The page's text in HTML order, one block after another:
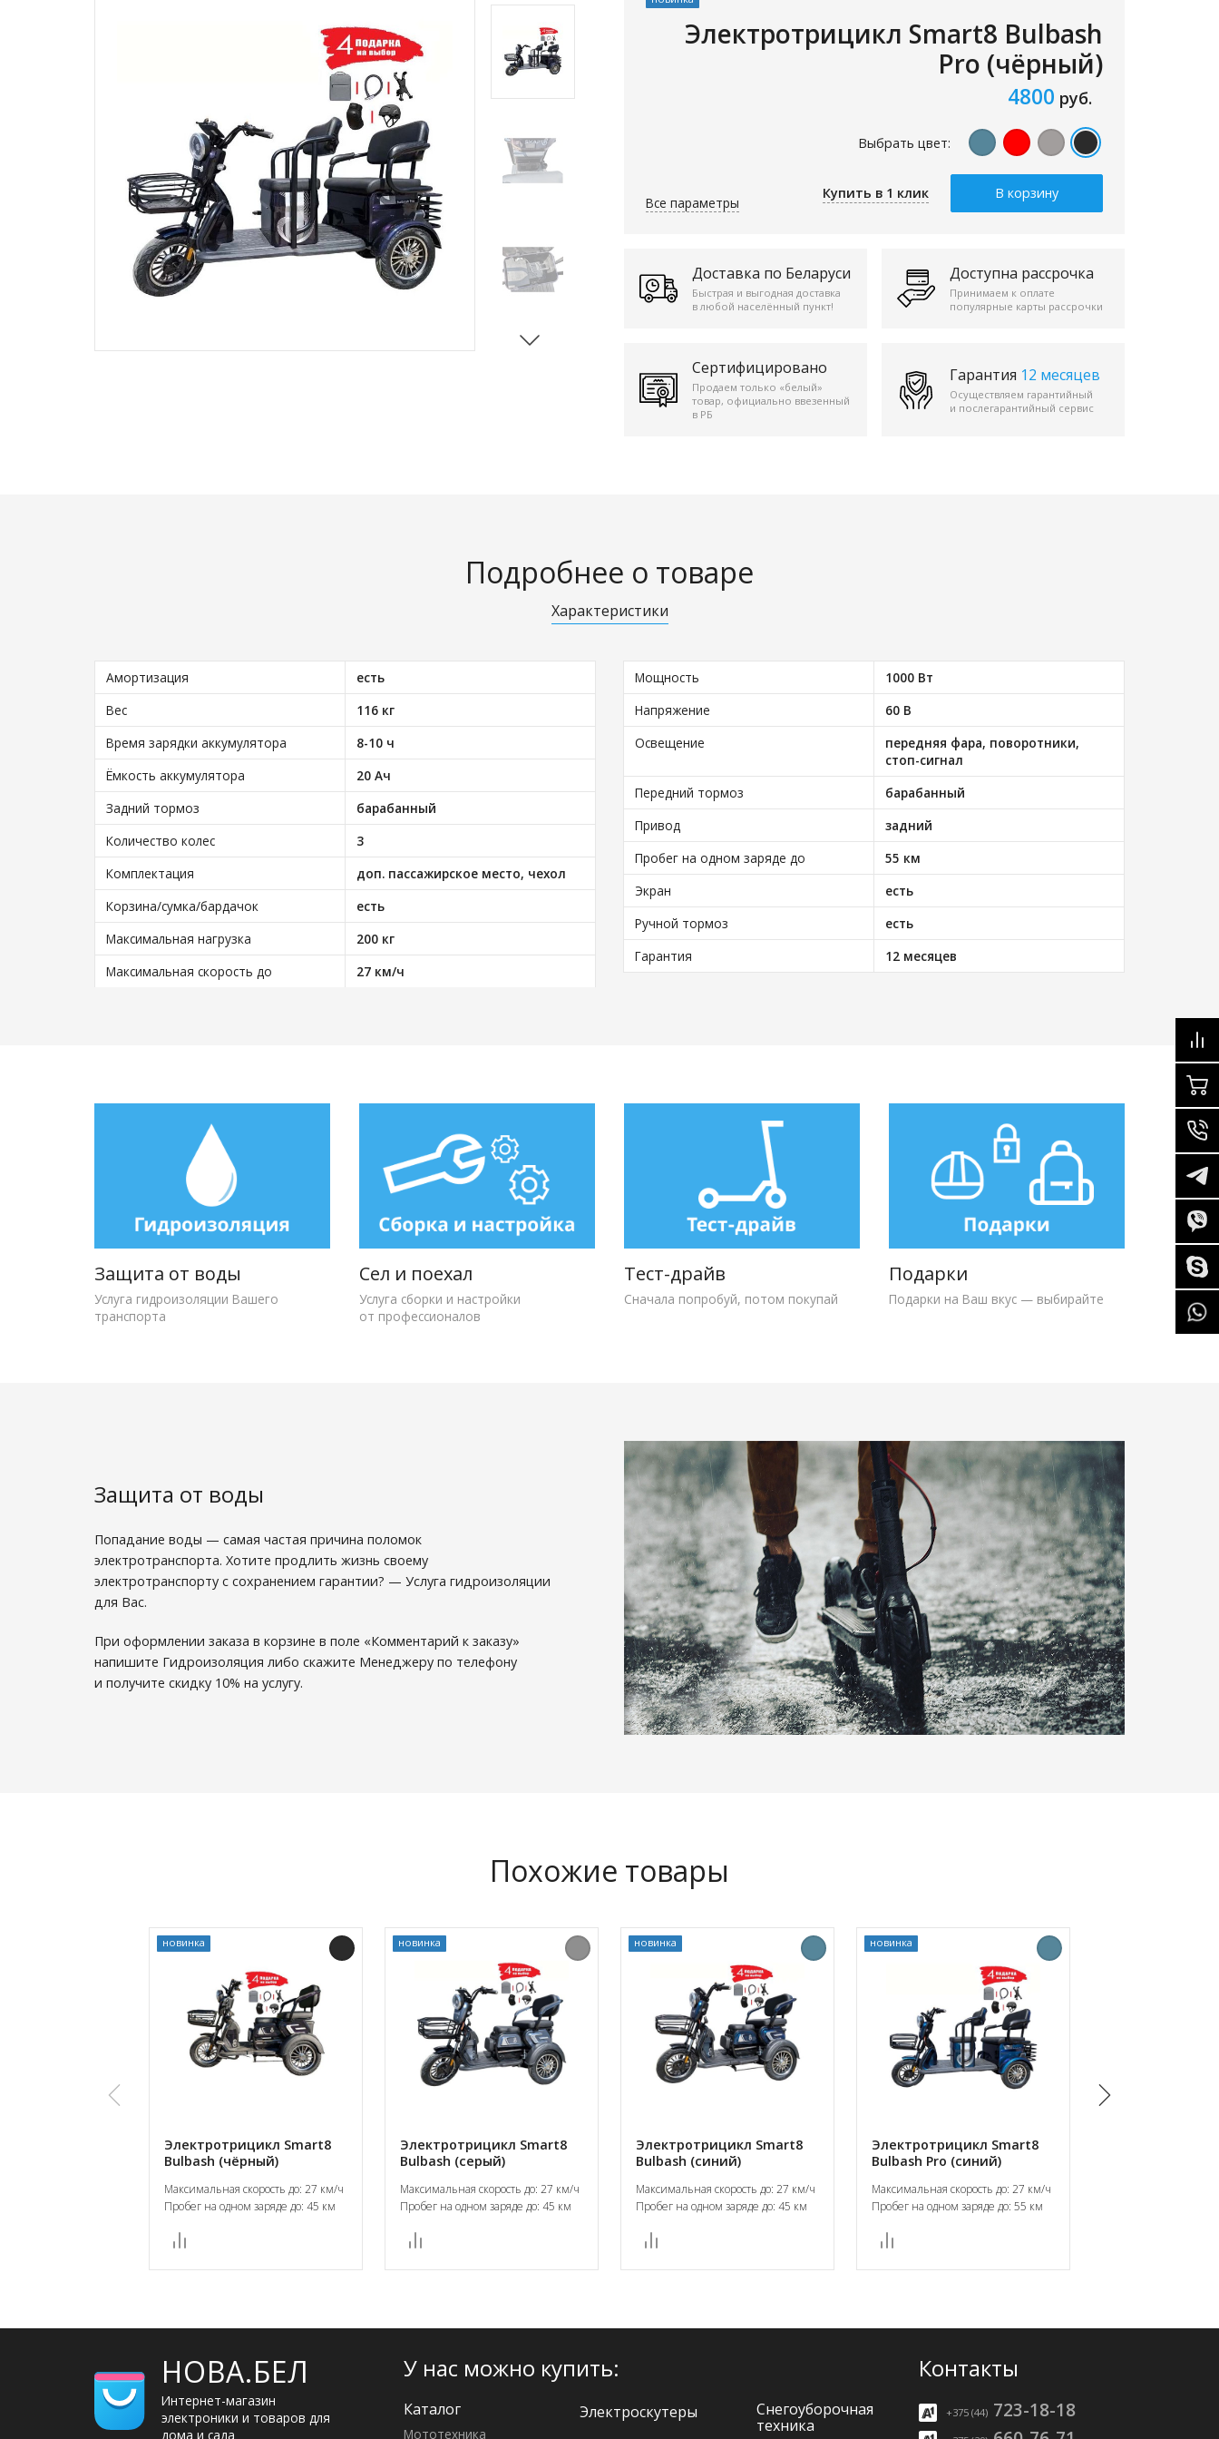
Электротрицикл Smart8 Bulbash
Pro (чёрный)
4800 руб.
Все параметры
Выбрать цвет:
Купить в 1 клик В корзину
Доставка по Беларуси
Быстрая и выгодная доставка
в любой населённый пункт!
Доступна рассрочка
Принимаем к оплате
популярные карты рассрочки
Сертифицировано
Продаем только «белый»
товар, официально ввезенный
в РБ
Гарантия 12 месяцев
Осуществляем гарантийный
и послегарантийный сервис
Подробнее о товаре
Характеристики
Амортизация
есть
Вес
116 кг
Время зарядки аккумулятора
8-10 ч
Ёмкость аккумулятора
20 Ач
Задний тормоз
барабанный
Количество колес
3
Комплектация
доп. пассажирское место, чехол
Корзина/сумка/бардачок
есть
Максимальная нагрузка
200 кг
Максимальная скорость до
27 км/ч
Мощность
1000 Вт
Напряжение
60 В
Освещение
передняя фара, поворотники,
стоп-сигнал
Передний тормоз
барабанный
Привод
задний
Пробег на одном заряде до
55 км
Экран
есть
Ручной тормоз
есть
Гарантия
12 месяцев
Защита от воды
Услуга гидроизоляции Вашего
транспорта
Сел и поехал
Услуга сборки и настройки
от профессионалов
Тест-драйв
Сначала попробуй, потом покупай
Подарки
Подарки на Ваш вкус — выбирайте
Защита от воды
Попадание воды — самая частая причина поломок
электротранспорта. Хотите продлить жизнь своему
электротранспорту с сохранением гарантии? — Услуга гидроизоляции
для Вас.
При оформлении заказа в корзине в поле «Комментарий к заказу»
напишите Гидроизоляция либо скажите Менеджеру по телефону
и получите скидку 10% на услугу.
Похожие товары
новинка
Электротрицикл Smart8
Bulbash (чёрный)
Максимальная скорость до: 27 км/ч
Пробег на одном заряде до: 45 км
новинка
Электротрицикл Smart8
Bulbash (серый)
Максимальная скорость до: 27 км/ч
Пробег на одном заряде до: 45 км
новинка
Электротрицикл Smart8
Bulbash (синий)
Максимальная скорость до: 27 км/ч
Пробег на одном заряде до: 45 км
новинка
Электротрицикл Smart8
Bulbash Pro (синий)
Максимальная скорость до: 27 км/ч
Пробег на одном заряде до: 55 км
НОВА.БЕЛ
Интернет-магазин
электроники и товаров для
дома и сада
У нас можно купить:
Каталог
Мототехника
Электро­скутеры
Снегоуборочная
техника
Контакты
+375 (44) 723-18-18